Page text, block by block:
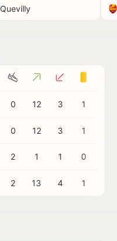
Quevilly
0 12 3 1
0 12 3 1
2 1 1 0
2 13 4 1